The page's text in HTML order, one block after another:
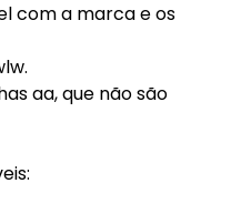
com a marca e os
aa, que não são